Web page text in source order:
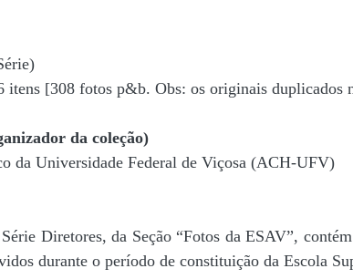
itens [308 fotos p&b. Obs: os originais duplicados
da coleção)
da Universidade Federal de Viçosa (ACH-UFV)
Diretores, da Seção “Fotos da ESAV”,
durante o período de constituição da Escola